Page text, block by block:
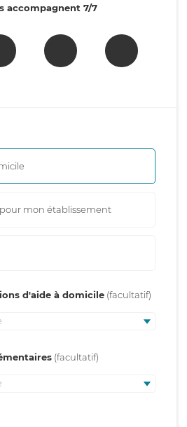
accompagnent 7/7
mon établissement
d'aide à domicile